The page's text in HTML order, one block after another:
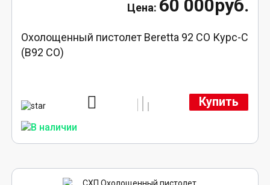
60 000руб.
Охолощенный пистолет Beretta 92 СО Курс-С
(B92 СО)
Купить